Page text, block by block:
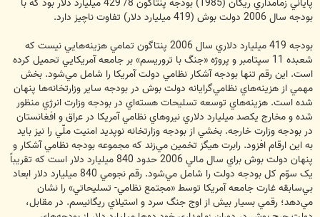
بودجه سال 2006 دولت بوش (419 ميليارد دلار) تفاوت ناچيز دارد.
بودجه 419 ميليارد دلاري سال 2006 پنتاگون تمامي هزينه‌هايي نيست که
شعبده 11 سپتامبر و پروژه «جنگ با تروريسم» بر جامعه آمريکايي تحميل کرده
است. اين رقم تنها بودجه آشکار نظامي دولت آمريکا را شامل مي‌شود. بخش
مهمي از هزينه‌هاي نظامي‌گرايانه دولت بوش در بودجه ساير وزارتخانه‌ها پنهان
شده است. هزينه‌هاي توسعه تسليحات هسته‌اي در بودجه وزارت انرژي منظور
شده و مخارج يکصد ميليارد دلاري نيروهاي نظامي آمريکا در عراق و افغانستان
در بودجه وزارت خارجه. بخشي از بودجه وزارتخانه نوپديد امنيت ملّي را نيز بايد
به اين ارقام افزود. رابرت هيگز تخمين مي‌زند که مجموعه بودجه نظامي آشکار و
پنهان دولت بوش براي سال مالي 2006 حدود 840 ميليارد دلار است که تقريباً
يک سوّم کل بودجه دولت را شامل مي‌شود. رقم نجومي 840 ميليارد دلار ابعاد
بي‌سابقه غارت جامعه آمريکا توسط «مجتمع نظامي- تسليحاتي» را نشان
مي‌دهد؛ رقمي بسيار بيش از اوج جنگ سرد و استيلاي ريگانيسم. در مقابل،